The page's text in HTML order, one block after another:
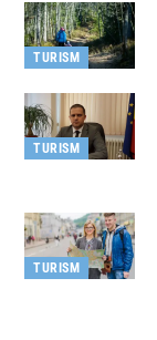
TURISM
TURISM
TURISM